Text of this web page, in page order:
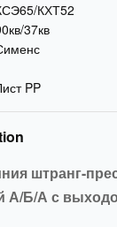
КХТ52
37кв
PP
штранг-
А/Б/А с